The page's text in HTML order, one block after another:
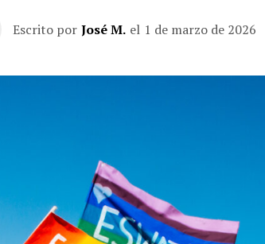
Escrito por José M. el 1 de marzo de 2026